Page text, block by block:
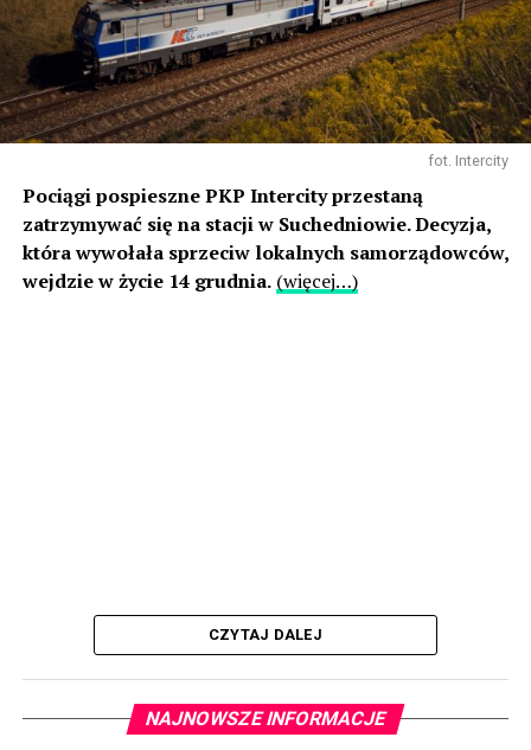
fot. Intercity
Pociągi pospieszne PKP Intercity przestaną
zatrzymywać się na stacji w Suchedniowie. Decyzja,
która wywołała sprzeciw lokalnych samorządowców,
wejdzie w życie 14 grudnia. (więcej…)
CZYTAJ DALEJ
NAJNOWSZE INFORMACJE